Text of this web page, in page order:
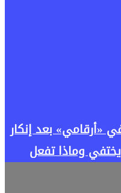
«أرقامي» بعد إنكار
وماذا تفعل